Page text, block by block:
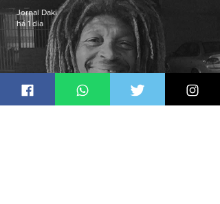
Jornal Daki
há 1 dia